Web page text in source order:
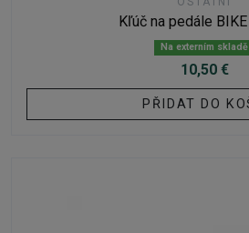
Kľúč na pedále
Na externím skladě
10,50 €
PŘIDAT DO